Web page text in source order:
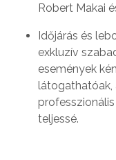
Robert Makai
Időjárás és
exkluzív
események
látogathatóak,
teljessé.